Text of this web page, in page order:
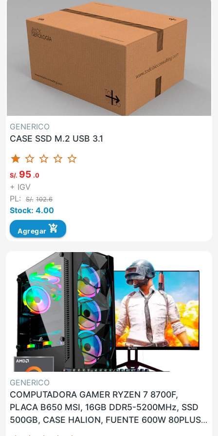
GENERICO
CASE SSD M.2 USB 3.1
star star_border star_border star_border star_border
S/. 95 .0
+ IGV
PL:
S/. 102.6
Stock: 4.00
Agregar add_shopping_cart
GENERICO
COMPUTADORA GAMER RYZEN 7 8700F,
PLACA B650 MSI, 16GB DDR5-5200MHz, SSD
500GB, CASE HALION, FUENTE 600W 80PLUS
BRONCE, GPU NVIDIA GEFORCE RTX 4060